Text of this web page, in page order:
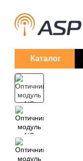
Каталог